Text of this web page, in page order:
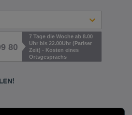
80
7 Tage die Woche ab 8.00
Uhr bis 22.00Uhr (Pariser
Zeit) - Kosten eines
Ortsgesprächs